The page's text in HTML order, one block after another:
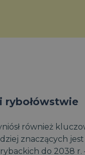
rybołówstwie
również
znaczących
do 2038 r.